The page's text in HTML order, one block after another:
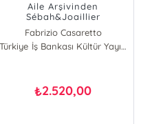
Aile Arşivinden
Sébah&Joaillier
Fotoğrafhanesi ;The
Sébah&Joaillier
Photography Studio From
Fabrizio Casaretto
Türkiye İş Bankası Kültür Yayınları
₺2.520,00